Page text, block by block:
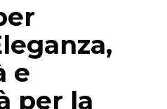
e
per la